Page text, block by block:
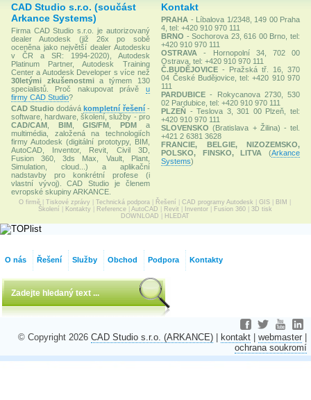
CAD Studio s.r.o. (součást
Arkance Systems)
Firma CAD Studio s.r.o. je autorizovaný
dealer Autodesk (již 26x po sobě
oceněna jako největší dealer Autodesku
v ČR a SR: 1994-2020), Autodesk
Platinum Partner, Autodesk Training
Center a Autodesk Developer s více než
30letými zkušenostmia týmem 130
specialistů. Proč nakupovat právě u
firmy CAD Studio?
CAD Studio dodávákompletní řešení-
software, hardware, školení, služby - pro
CAD/CAM
BIM,GIS/FM ,PDM a
multimédia, založená na technologiích
firmy Autodesk (digitální prototypy, BIM,
AutoCAD, Inventor, Revit, Civil 3D,
Fusion 360, 3ds Max, Vault, Plant,
Simulation, cloud...) a aplikační
nadstavby pro konkrétní profese (i
vlastní vývoj). CAD Studio je členem
evropské skupiny ARKANCE.
Kontakt
PRAHA - Líbalova 1/2348, 149 00 Praha
4, tel: +420 910 970 111
BRNO - Sochorova 23, 616 00 Brno, tel:
+420 910 970 111
OSTRAVA
- Hornopolní 34, 702 00
Ostrava, tel: +420 910 970 111
Č.BUDĚJOVICE - Pražská tř. 16, 370
04 České Budějovice, tel: +420 910 970
111
PARDUBICE - Rokycanova 2730, 530
02 Pardubice, tel: +420 910 970 111
PLZEŇ - Teslova 3, 301 00 Plzeň, tel:
+420 910 970 111
SLOVENSKO (Bratislava + Žilina) - tel.
+421 2 6381 3628
FRANCIE, BELGIE, NIZOZEMSKO,
POLSKO, FINSKO, LITVA
(Arkance
Systems)
O firmě Tiskové zprávy Technická podpora Řešení CAD programy Autodesk GIS BIM
Školení
Kontakty Reference| AutoCAD Revit Inventor| Fusion 360| 3D tisk
DOWNLOAD
HLEDAT
O nás Řešení Služby Obchod Podpora Kontakty
© Copyright 2026 CAD Studio s.r.o. (ARKANCE) | kontakt | webmaster |
ochrana soukromí